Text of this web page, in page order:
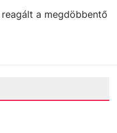
a megdöbbentő